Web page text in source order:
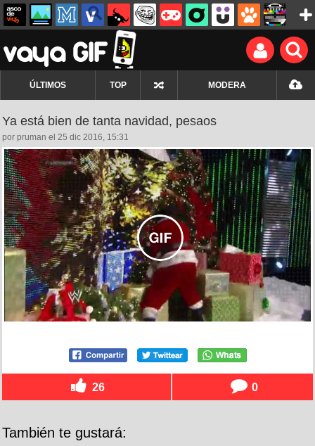
ÚLTIMOS TOP MODERA
Ya está bien de tanta navidad, pesaos
por pruman el 25 dic 2016, 15:31
26 0
También te gustará: